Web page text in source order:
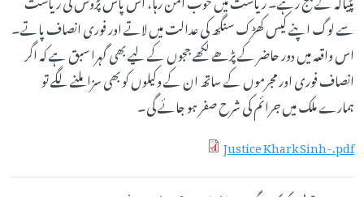
سے لوگ اپنے کیس کھڑک سنگھ کی عدالت میں لاتے اور فوری انصاف پاتے۔
اس واقعہ میں دور حاضر کے پڑھے لکھے ججوں کے لیے بھی گہرا سبق ہے کہ اگر
انصاف فوری اور مجرموں کے ساتھ ان کے وکیلوں کو بھی سزا ملنے لگے تو
ہمارے ملک میں جرائم کی شرح صفر ہو جائے گی۔
Justice Khark Sinh-.pdf